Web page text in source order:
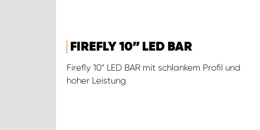
FIREFLY 10” LED BAR
Firefly 10“ LED BAR mit schlankem Profil und
hoher Leistung